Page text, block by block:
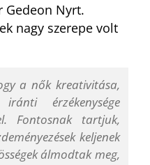
Gedeon Nyrt.
nagy szerepe volt
a nők kreativitása,
érzékenysége
Fontosnak tartjuk,
keljenek
álmodtak meg,